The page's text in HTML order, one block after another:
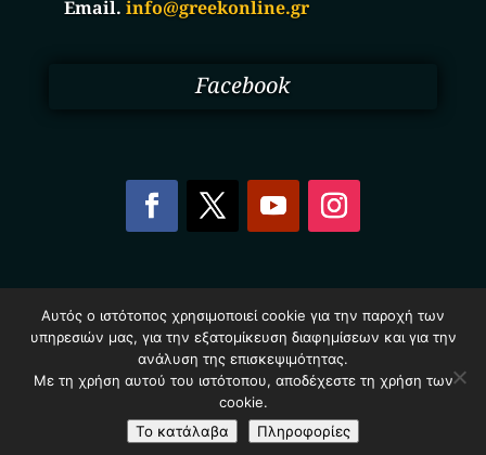
Email.info@greekonline.gr
Facebook
Επιχειρήσεων Ελλάδας – Greekonline.gr. All Rights
Reserved.
Όροι & Προυποθέσεις–Προστασία Προσωπικών
Δεδομένων–Πολιτική Cookies
Αυτός ο ιστότοπος χρησιμοποιεί cookie για την παροχή των
υπηρεσιών μας, για την εξατομίκευση διαφημίσεων και για την
ανάλυση της επισκεψιμότητας.
Με τη χρήση αυτού του ιστότοπου, αποδέχεστε τη χρήση των
cookie.
Το κατάλαβα
Πληροφορίες